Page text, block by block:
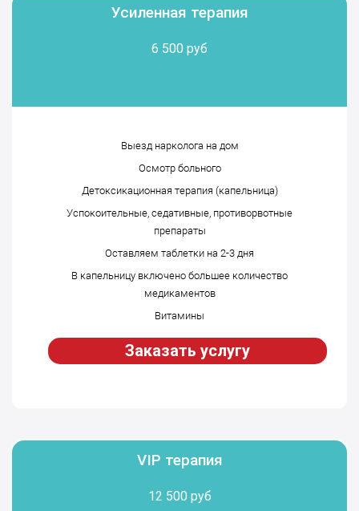
Усиленная терапия
6 500 руб
Выезд нарколога на дом
Осмотр больного
Детоксикационная терапия (капельница)
Успокоительные, седативные, противорвотные
препараты
Оставляем таблетки на 2-3 дня
В капельницу включено большее количество
медикаментов
Витамины
Заказать услугу
VIP терапия
12 500 руб